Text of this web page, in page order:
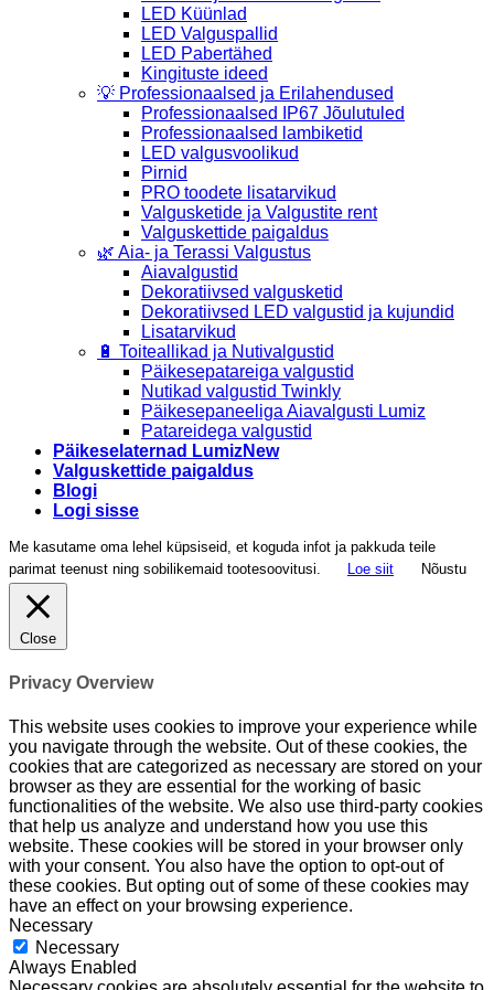
LED Küünlad
LED Valguspallid
LED Pabertähed
Kingituste ideed
💡 Professionaalsed ja Erilahendused
Professionaalsed IP67 Jõulutuled
Professionaalsed lambiketid
LED valgusvoolikud
Pirnid
PRO toodete lisatarvikud
Valgusketide ja Valgustite rent
Valguskettide paigaldus
🌿 Aia- ja Terassi Valgustus
Aiavalgustid
Dekoratiivsed valgusketid
Dekoratiivsed LED valgustid ja kujundid
Lisatarvikud
🔋 Toiteallikad ja Nutivalgustid
Päikesepatareiga valgustid
Nutikad valgustid Twinkly
Päikesepaneeliga Aiavalgusti Lumiz
Patareidega valgustid
Päikeselaternad Lumiz
Valguskettide paigaldus
Blogi
Logi sisse
Me kasutame oma lehel küpsiseid, et koguda infot ja pakkuda teile
parimat teenust ning sobilikemaid tootesoovitusi.
Loe siit Nõustu
Close
Privacy Overview
This website uses cookies to improve your experience while
you navigate through the website. Out of these cookies, the
cookies that are categorized as necessary are stored on your
browser as they are essential for the working of basic
functionalities of the website. We also use third-party cookies
that help us analyze and understand how you use this
website. These cookies will be stored in your browser only
with your consent. You also have the option to opt-out of
these cookies. But opting out of some of these cookies may
have an effect on your browsing experience.
Necessary
Necessary
Always Enabled